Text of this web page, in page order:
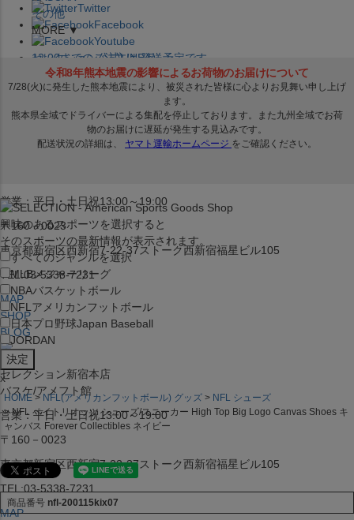
Twitter
Facebook
Youtube
セレクション公式LINE@
営業：平日・土日祝13:00～19:00
〒160－0023
東京都新宿区西新宿7-22-37ストーク西新宿福星ビル105
TEL:03-5338-7231
MAP
SHOP
BLOG
セレクション新宿本店
バスケ/アメフト館
営業：平日・土日祝13:00～19:00
〒160－0023
東京都新宿区西新宿7-22-37ストーク西新宿福星ビル105
TEL:03-5338-7231
MAP
その他
MORE ▼
12:00までのご注文は発送予定です。
在庫品は 1-3営業日内で発送!! ※お取寄せ商品は対象外
興味のあるスポーツを選択すると
そのスポーツの最新情報が表示されます。
すべてのジャンルを選択
MLBメジャーリーグ
NBAバスケットボール
NFL アメリカンフットボール
日本プロ野球Japan Baseball
JORDAN
x
HOME NFL(アメリカンフットボール) グッズ
NFL シューズ
NFL ペイトリオッツ シューズ/スニーカー High Top Big Logo Canvas Shoes キ
ャンバス Forever Collectibles ネイビー
商品番号 nfl-200115kix07